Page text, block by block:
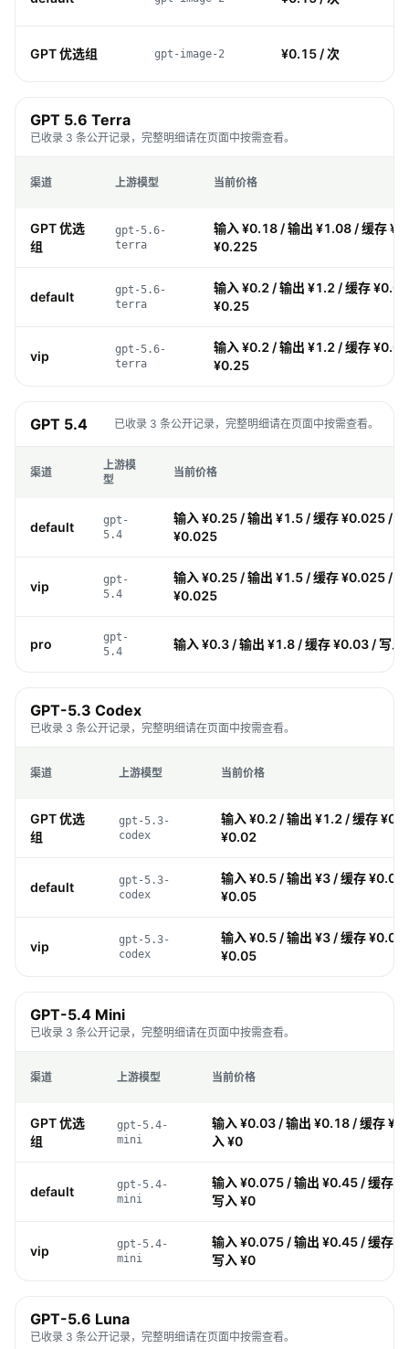
GPT 优选组 gpt-image-2 ¥0.15 / 次
GPT 5.6 Terra
已收录 3 条公开记录，完整明细请在页面中按需查看。
渠道 上游模型 当前价格
GPT 优选
组
gpt-5.6-
terra
输入 ¥0.18 / 输出 ¥1.08 / 缓存
¥0.225
default
gpt-5.6-
terra
输入 ¥0.2 / 输出 ¥1.2 / 缓存
¥0.25
vip
gpt-5.6-
terra
输入 ¥0.2 / 输出 ¥1.2 / 缓存
¥0.25
GPT 5.4 已收录 3 条公开记录，完整明细请在页面中按需查看。
渠道
上游模
型
当前价格
default
gpt-
5.4
输入 ¥0.25 / 输出 ¥1.5 / 缓存 ¥0.025 /
¥0.025
vip
gpt-
5.4
输入 ¥0.25 / 输出 ¥1.5 / 缓存 ¥0.025 /
¥0.025
pro
gpt-
5.4
输入 ¥0.3 / 输出 ¥1.8 / 缓存 ¥0.03 / 写
GPT-5.3 Codex
已收录 3 条公开记录，完整明细请在页面中按需查看。
渠道 上游模型 当前价格
GPT 优选
组
gpt-5.3-
codex
输入 ¥0.2 / 输出 ¥1.2 / 缓存
¥0.02
default
gpt-5.3-
codex
输入 ¥0.5 / 输出 ¥3 / 缓存 ¥0.05
¥0.05
vip
gpt-5.3-
codex
输入 ¥0.5 / 输出 ¥3 / 缓存 ¥0.05
¥0.05
GPT-5.4 Mini
已收录 3 条公开记录，完整明细请在页面中按需查看。
渠道 上游模型 当前价格
GPT 优选
组
gpt-5.4-
mini
输入 ¥0.03 / 输出 ¥0.18 / 缓存
入 ¥0
default
gpt-5.4-
mini
输入 ¥0.075 / 输出 ¥0.45 / 缓存
写入 ¥0
vip
gpt-5.4-
mini
输入 ¥0.075 / 输出 ¥0.45 / 缓存
写入 ¥0
GPT-5.6 Luna
已收录 3 条公开记录，完整明细请在页面中按需查看。